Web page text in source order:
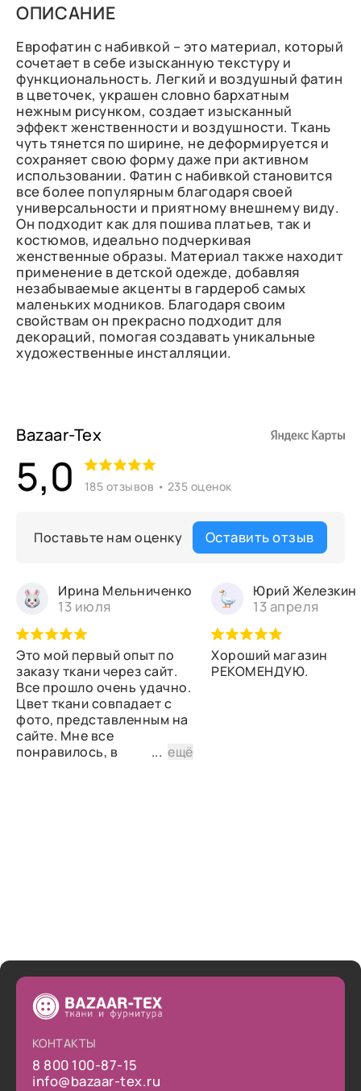
ОПИСАНИЕ
Еврофатин с набивкой – это материал, который
сочетает в себе изысканную текстуру и
функциональность. Легкий и воздушный фатин
в цветочек, украшен словно бархатным
нежным рисунком, создает изысканный
эффект женственности и воздушности. Ткань
чуть тянется по ширине, не деформируется и
сохраняет свою форму даже при активном
использовании. Фатин с набивкой становится
все более популярным благодаря своей
универсальности и приятному внешнему виду.
Он подходит как для пошива платьев, так и
костюмов, идеально подчеркивая
женственные образы. Материал также находит
применение в детской одежде, добавляя
незабываемые акценты в гардероб самых
маленьких модников. Благодаря своим
свойствам он прекрасно подходит для
декораций, помогая создавать уникальные
художественные инсталляции.
Bazaar-Tex
5,0 185 отзывов • 235 оценок
Поставьте нам оценку Оставить отзыв
Ирина Мельниченко
13 июля
Это мой первый опыт по
заказу ткани через сайт.
Все прошло очень удачно.
Цвет ткани совпадает с
фото, представленным на
сайте. Мне все
понравилось, в
...ещё
Юрий Железкин
13 апреля
Хороший магазин
РЕКОМЕНДУЮ.
КОНТАКТЫ
8 800 100-87-15
info@bazaar-tex.ru